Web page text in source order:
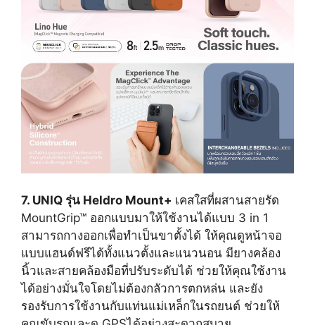
7. UNIQ รุ่น Heldro Mount+ เคสใสที่ผสานสายรัด
MountGrip™ ออกแบบมาให้ใช้งานได้แบบ 3 in 1
สามารถกางออกเพื่อทำเป็นขาตั้งได้ ให้คุณดูหน้าจอ
แบบแฮนด์ฟรีได้ทั้งแนวตั้งและแนวนอน มียางคล้อง
นิ้วและสายคล้องมือที่ปรับระดับได้ ช่วยให้คุณใช้งาน
ได้อย่างมั่นใจโดยไม่ต้องกลัวการตกหล่น และยัง
รองรับการใช้งานกับแท่นแม่เหล็กในรถยนต์ ช่วยให้